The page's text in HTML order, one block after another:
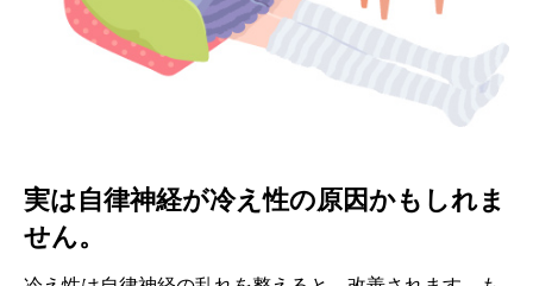
実は自律神経が冷え性の原因かもしれま
せん。